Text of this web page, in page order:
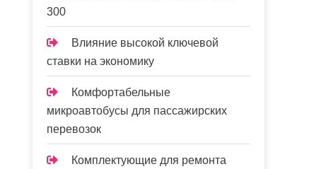
300
Влияние высокой ключевой
ставки на экономику
Комфортабельные
микроавтобусы для пассажирских
перевозок
Комплектующие для ремонта